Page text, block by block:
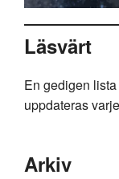
Läsvärt
En gedigen
uppdateras
Arkiv